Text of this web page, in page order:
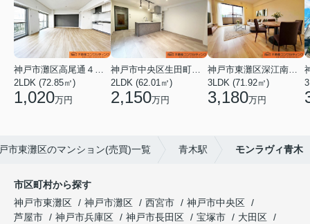
神戸市灘区高尾通４丁目
2LDK (72.85㎡)
1,020万円
神戸市中央区生田町１丁目
2LDK (62.01㎡)
2,150万円
神戸市東灘区深江南町１丁目
3LDK (71.92㎡)
3,180万円
市東灘区のマンション(売買)一覧 青木駅 モンラヴィ青木
市区町村から探す
神戸市東灘区
神戸市灘区 西宮市
神戸市中央区
芦屋市
神戸市兵庫区 神戸市長田区 宝塚市
大田区